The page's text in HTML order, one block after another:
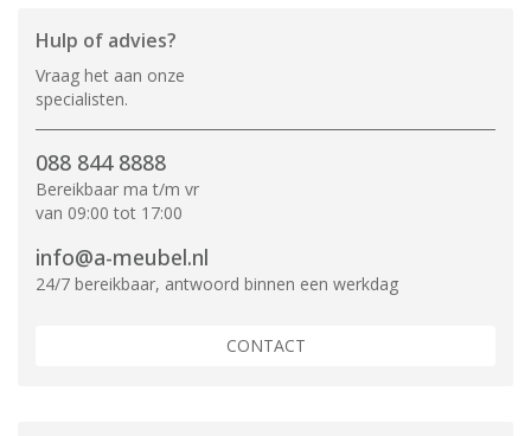
Hulp of advies?
Vraag het aan onze
specialisten.
088 844 8888
Bereikbaar ma t/m vr
van 09:00 tot 17:00
info@a-meubel.nl
24/7 bereikbaar, antwoord binnen een werkdag
CONTACT